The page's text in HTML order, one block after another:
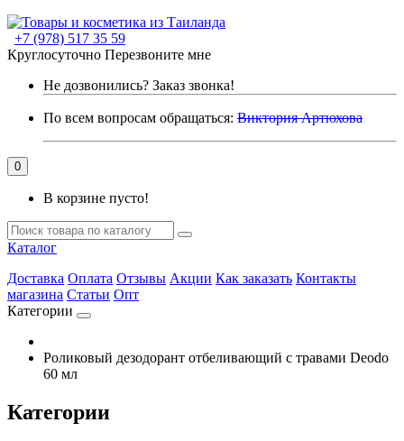
+7 (978) 517 35 59
Круглосуточно Перезвоните мне
Не дозвонились? Заказ звонка!
По всем вопросам обращаться: Виктория Артюхова
0
В корзине пусто!
Каталог
Доставка Оплата Отзывы Акции Как заказать Контакты
магазина Статьи Опт
Категории
Роликовый дезодорант отбеливающий с травами Deodo
60 мл
Категории